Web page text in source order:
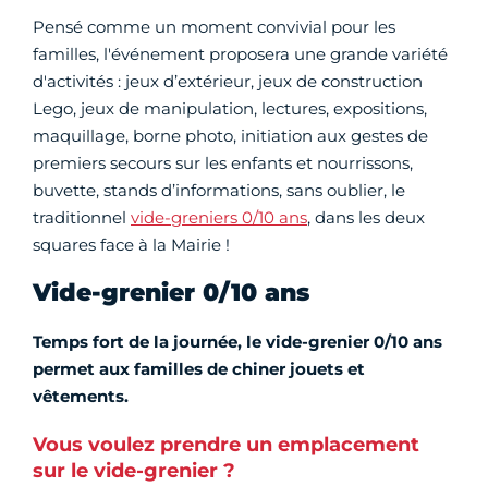
Pensé comme un moment convivial pour les
familles, l'événement proposera une grande variété
d'activités : jeux d’extérieur, jeux de construction
Lego, jeux de manipulation, lectures, expositions,
maquillage, borne photo, initiation aux gestes de
premiers secours sur les enfants et nourrissons,
buvette, stands d’informations, sans oublier, le
traditionnel vide-greniers 0/10 ans, dans les deux
squares face à la Mairie !
Vide-grenier 0/10 ans
Temps fort de la journée, le vide-grenier 0/10 ans
permet aux familles de chiner jouets et
vêtements.
Vous voulez prendre un emplacement
sur le vide-grenier ?